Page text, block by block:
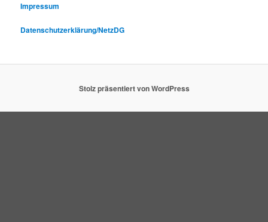
Impressum
Datenschutzerklärung/NetzDG
Stolz präsentiert von WordPress